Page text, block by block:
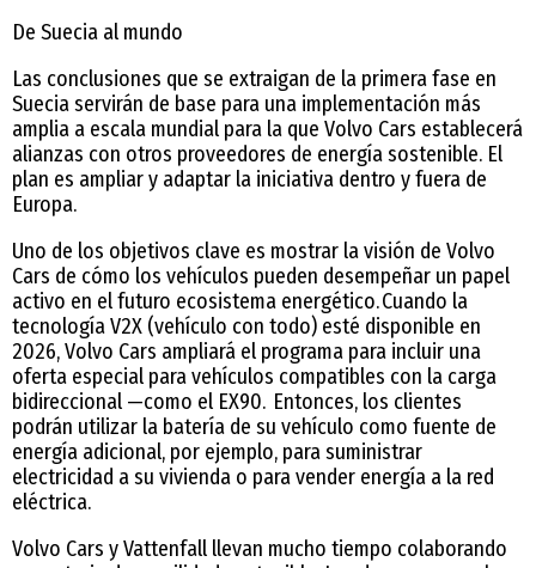
De Suecia al mundo
Las conclusiones que se extraigan de la primera fase en
Suecia servirán de base para una implementación más
amplia a escala mundial para la que Volvo Cars establecerá
alianzas con otros proveedores de energía sostenible. El
plan es ampliar y adaptar la iniciativa dentro y fuera de
Europa.
Uno de los objetivos clave es mostrar la visión de Volvo
Cars de cómo los vehículos pueden desempeñar un papel
activo en el futuro ecosistema energético. Cuando la
tecnología V2X (vehículo con todo) esté disponible en
2026, Volvo Cars ampliará el programa para incluir una
oferta especial para vehículos compatibles con la carga
bidireccional —como el EX90. Entonces, los clientes
podrán utilizar la batería de su vehículo como fuente de
energía adicional, por ejemplo, para suministrar
electricidad a su vivienda o para vender energía a la red
eléctrica.
Volvo Cars y Vattenfall llevan mucho tiempo colaborando